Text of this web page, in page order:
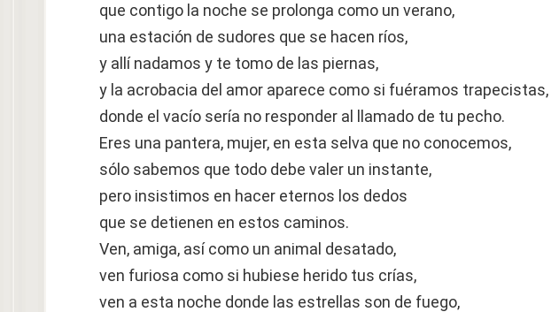
que contigo la noche se prolonga como un verano,
una estación de sudores que se hacen ríos,
y allí nadamos y te tomo de las piernas,
y la acrobacia del amor aparece como si fuéramos trapecistas,
donde el vacío sería no responder al llamado de tu pecho.
Eres una pantera, mujer, en esta selva que no conocemos,
sólo sabemos que todo debe valer un instante,
pero insistimos en hacer eternos los dedos
que se detienen en estos caminos.
Ven, amiga, así como un animal desatado,
ven furiosa como si hubiese herido tus crías,
ven a esta noche donde las estrellas son de fuego,